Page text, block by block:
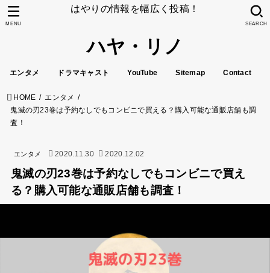
はやりの情報を幅広く投稿！
ハヤ・リノ
エンタメ ドラマキャスト YouTube Sitemap Contact
SEARCH
MENU
HOME
エンタメ
鬼滅の刃23巻は予約なしでもコンビニで買える？購入可能な通販店舗も調
査！
エンタメ 2020.11.30 2020.12.02
鬼滅の刃23巻は予約なしでもコンビニで買え
る？購入可能な通販店舗も調査！